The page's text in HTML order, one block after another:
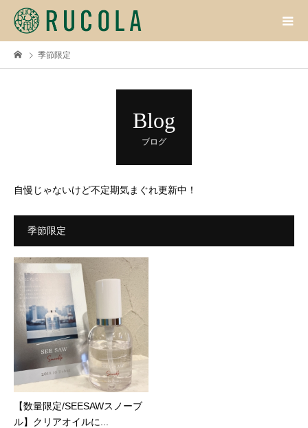
季節限定
Blog
ブログ
自慢じゃないけど不定期気まぐれ更新中！
季節限定
【数量限定/SEESAWスノーブ
ル】クリアオイルに...